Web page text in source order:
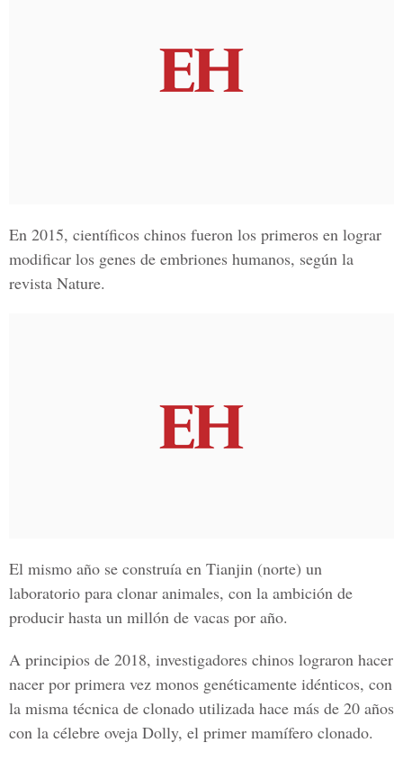
En 2015, científicos chinos fueron los primeros en lograr
modificar los genes de embriones humanos, según la
revista Nature.
El mismo año se construía en Tianjin (norte) un
laboratorio para clonar animales, con la ambición de
producir hasta un millón de vacas por año.
A principios de 2018, investigadores chinos lograron hacer
nacer por primera vez monos genéticamente idénticos, con
la misma técnica de clonado utilizada hace más de 20 años
con la célebre oveja Dolly, el primer mamífero clonado.